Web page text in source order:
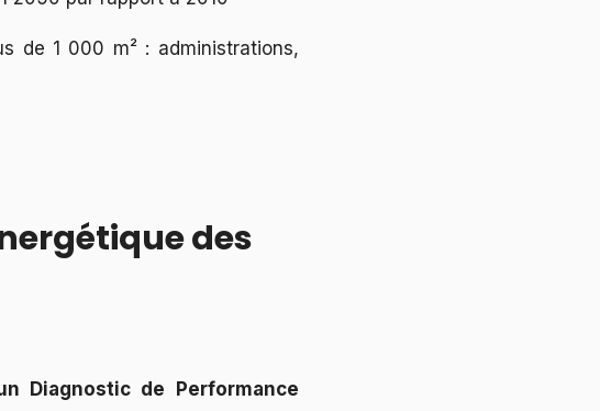
de 1 000 m² : administrations,
des
Diagnostic de Performance